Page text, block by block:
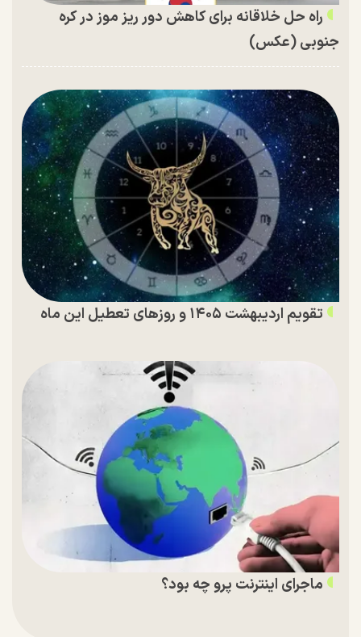
راه حل خلاقانه برای کاهش دور ریز موز در کره
جنوبی (عکس)
تقویم اردیبهشت ۱۴۰۵ و روز‌های تعطیل این ماه
ماجرای اینترنت پرو چه بود؟